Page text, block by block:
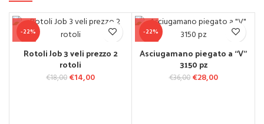
-22%
Rotoli Job 3 veli prezzo 2
rotoli
€18,00 Il prezzo originale era: €18,00.
€14,00 Il prezzo attuale è: €14,00.
-22%
Asciugamano piegato a “V”
3150 pz
€36,00 Il prezzo originale
€28,00